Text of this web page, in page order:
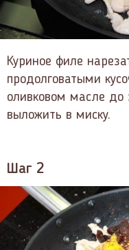
Куриное филе
продолговатыми
оливковом масле до
выложить в миску.
Шаг 2